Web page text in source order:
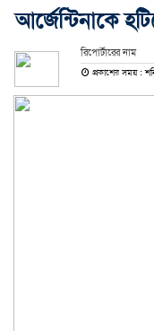
আর্জেন্টিনাকে
রিপোর্টারের নাম
প্রকাশের সময় :